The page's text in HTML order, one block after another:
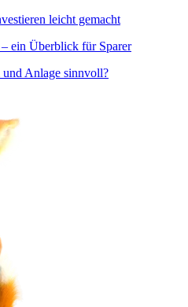
leicht gemacht
ein Überblick für Sparer
und Anlage sinnvoll?